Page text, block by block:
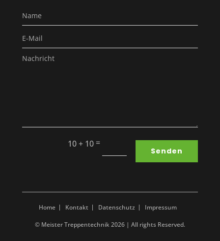
10 + 10 =
Senden
Home Kontakt Datenschutz Impressum
© Meister Treppentechnik 2026 | All rights Reserved.